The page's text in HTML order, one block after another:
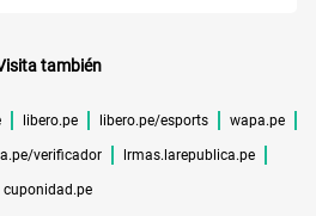
también
libero.pe libero.pe/esports wapa.pe
verificador lrmas.larepublica.pe
cuponidad.pe